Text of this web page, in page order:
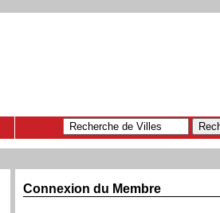
Connexion du Membre